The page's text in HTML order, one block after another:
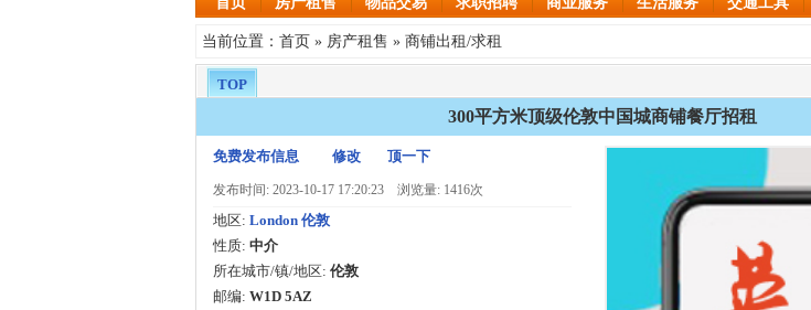
当前位置： 首页 » 房产租售 » 商铺出租/求租
TOP
300平方米顶级伦敦中国城商铺餐厅招租
免费发布信息 修改 顶一下
发布时间: 2023-10-17 17:20:23 浏览量: 1416次
地区: London 伦敦
性质: 中介
所在城市/镇/地区: 伦敦
邮编: W1D 5AZ